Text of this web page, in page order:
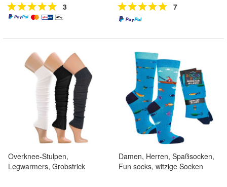
3 7
Overknee-Stulpen,
Legwarmers, Grobstrick
Damen, Herren, Spaßsocken,
Fun socks, witzige Socken